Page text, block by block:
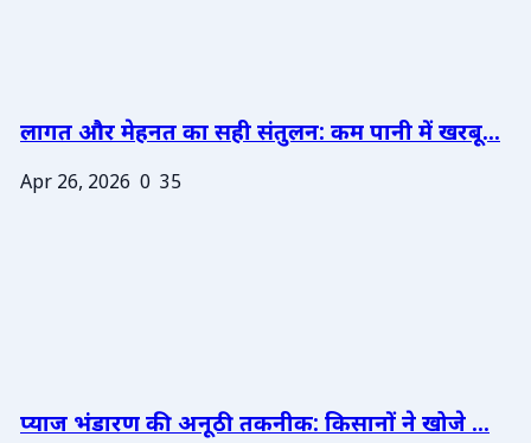
लागत और मेहनत का सही संतुलन: कम पानी में खरबू...
Apr 26, 2026 0 35
प्याज भंडारण की अनूठी तकनीक: किसानों ने खोजे ...